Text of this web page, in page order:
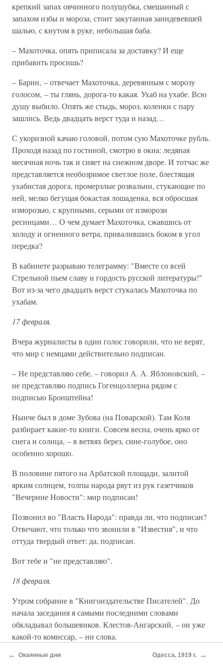
крепкий запах овчинного полушубка, смешанный с
запахом избы и мороза, стоит закутанная заиндевевшей
шалью, с кнутом в руке, небольшая баба.
– Махоточка, опять приписала за доставку? И еще
прибавить просишь?
– Барин, – отвечает Махоточка, деревянным с морозу
голосом, – ты глянь, дорога-то какая. Ухаб на ухабе. Всю
душу выбило. Опять же стыдь, мороз, коленки с пару
зашлись. Ведь двадцать верст туда и назад…
С укоризной качаю головой, потом сую Махоточке рубль.
Проходя назад по гостиной, смотрю в окна: ледяная
месячная ночь так и сияет на снежном дворе. И тотчас же
представляется необозримое светлое поле, блестящая
ухабистая дорога, промерзлые розвальни, стукающие по
ней, мелко бегущая бокастая лошаденка, вся обросшая
изморозью, с крупными, серыми от изморози
ресницами… О чем думает Махоточка, сжавшись от
холоду и огненного ветра, привалившись боком в угол
передка?
В кабинете разрываю телеграмму: "Вместе со всей
Стрельной пьем славу и гордость русской литературы!"
Вот из-за чего двадцать верст стукалась Махоточка по
ухабам.
17 февраля.
Вчера журналисты в один голос говорили, что не верят,
что мир с немцами действительно подписан.
– Не представляю себе, – говорил А. А. Яблоновский, –
не представляю подпись Гогенцоллерна рядом с
подписью Бронштейна!
Нынче был в доме Зубова (на Поварской). Там Коля
разбирает какие-то книги. Совсем весна, очень ярко от
снега и солнца, – в ветвях берез, сине-голубое, оно
особенно хорошо.
В половине пятого на Арбатской площади, залитой
ярким солнцем, толпы народа рвут из рук газетчиков
"Вечерние Новости": мир подписан!
Позвонил во "Власть Народа": правда ли, что подписан?
Отвечают, что только что звонили в "Известия", и что
оттуда твердый ответ: да, подписан.
Вот тебе и "не представляю".
18 февраля.
Утром собрание в "Книгоиздательстве Писателей". До
начала заседания я самыми последними словами
обкладывал большевиков. Клестов-Ангарский, – он уже
какой-то комиссар, – ни слова.
На стенах домов кем-то расклеены афиши, уличающие
← Окаянные дни Одесса, 1919 г. →